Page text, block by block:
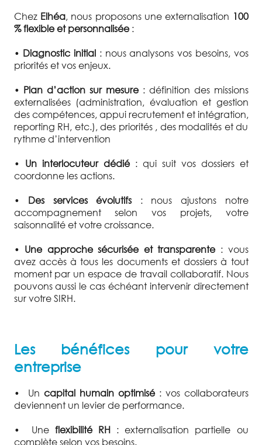
Chez Elhéa, nous proposons une externalisation 100
% flexible et personnalisée:
• Diagnostic initial : nous analysons vos besoins, vos
priorités et vos enjeux.
• Plan d’action sur mesure: définition des missions
externalisées (administration, évaluation et gestion
des compétences, appui recrutement et intégration,
reporting RH, etc.), des priorités , des modalités et du
rythme d’intervention
• Un interlocuteur dédié: qui suit vos dossiers et
coordonne les actions.
•
Des services évolutifs : nous ajustons notre
accompagnement selon vos projets, votre
saisonnalité et votre croissance.
• Une approche sécurisée et transparente: vous
avez accès à tous les documents et dossiers à tout
moment par un espace de travail collaboratif. Nous
pouvons aussi le cas échéant intervenir directement
sur votre SIRH.
Les bénéfices pour votre
entreprise
• Un capital humain optimisé: vos collaborateurs
deviennent un levier de performance.
•
Une flexibilité RH : externalisation partielle ou
complète selon vos besoins.